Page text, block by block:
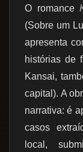
O romance
(Sobre um
apresenta
histórias de
Kansai,
capital). A
narrativa: é
casos
local,